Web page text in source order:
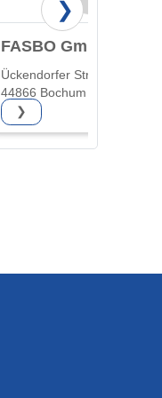
FASBO GmbH
Ückendorfer Str. 82
44866 Bochum
❯
❯